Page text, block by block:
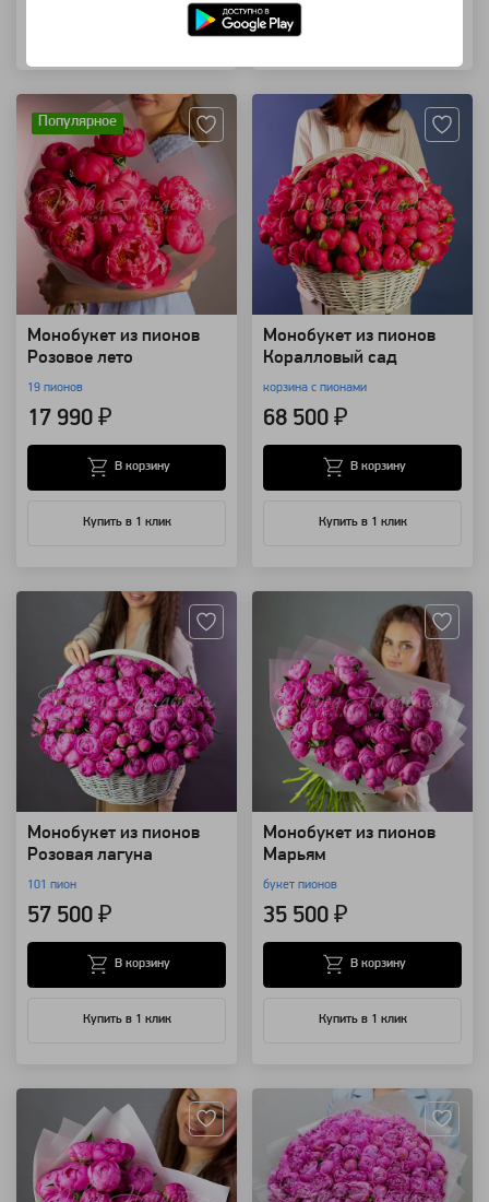
Популярное
Монобукет из пионов
Розовое лето
19 пионов
17 990 ₽
Купить в 1 клик
В корзину
Монобукет из пионов
Коралловый сад
корзина с пионами
68 500 ₽
Купить в 1 клик
В корзину
Монобукет из пионов
Розовая лагуна
101 пион
57 500 ₽
Купить в 1 клик
В корзину
Монобукет из пионов
Марьям
букет пионов
35 500 ₽
Купить в 1 клик
В корзину